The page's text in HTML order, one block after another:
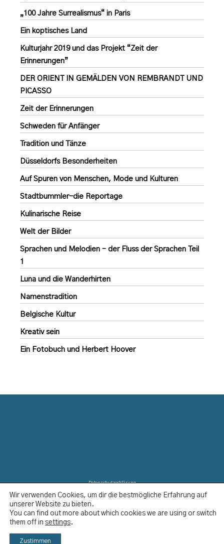
„100 Jahre Surrealismus“ in Paris
Ein koptisches Land
Kulturjahr 2019 und das Projekt “Zeit der
Erinnerungen”
DER ORIENT IN GEMÄLDEN VON REMBRANDT UND
PICASSO
Zeit der Erinnerungen
Schweden für Anfänger
Tradition und Tänze
Düsseldorfs Besonderheiten
Auf Spuren von Menschen, Mode und Kulturen
Stadtbummler-die Reportage
Kulinarische Reise
Welt der Bilder
Sprachen und Melodien – der Fluss der Sprachen Teil
1
Luna und die Wanderhirten
Namenstradition
Belgische Kultur
Kreativ sein
Ein Fotobuch und Herbert Hoover
Datenschutzerklärung
Disclaimer
Wir verwenden Cookies, um dir die bestmögliche Erfahrung auf
unserer Website zu bieten.
You can find out more about which cookies we are using or switch
them off in settings.
Zustimmen